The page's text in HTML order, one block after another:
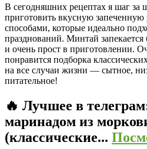
В сегодняшних рецептах я шаг за
приготовить вкусную
способами, которые идеально
празднований. Минтай
и очень прост в приготовлении.
понравится подборка
на все случаи жизни — сытное,
питательное!
🔥 Лучшее в
маринадом из
(классические...